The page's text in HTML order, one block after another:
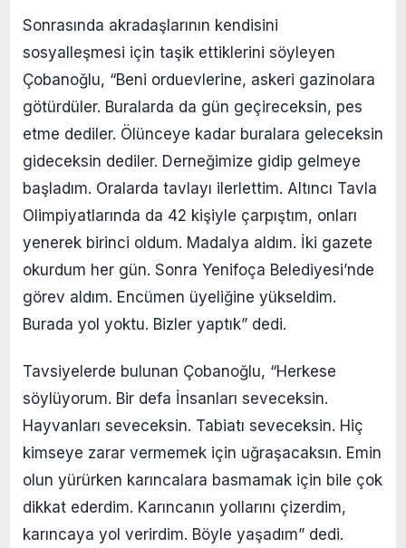
Sonrasında akradaşlarının kendisini
sosyalleşmesi için taşik ettiklerini söyleyen
Çobanoğlu, “Beni orduevlerine, askeri gazinolara
götürdüler. Buralarda da gün geçireceksin, pes
etme dediler. Ölünceye kadar buralara geleceksin
gideceksin dediler. Derneğimize gidip gelmeye
başladım. Oralarda tavlayı ilerlettim. Altıncı Tavla
Olimpiyatlarında da 42 kişiyle çarpıştım, onları
yenerek birinci oldum. Madalya aldım. İki gazete
okurdum her gün. Sonra Yenifoça Belediyesi’nde
görev aldım. Encümen üyeliğine yükseldim.
Burada yol yoktu. Bizler yaptık” dedi.
Tavsiyelerde bulunan Çobanoğlu, “Herkese
söylüyorum. Bir defa İnsanları seveceksin.
Hayvanları seveceksin. Tabiatı seveceksin. Hiç
kimseye zarar vermemek için uğraşacaksın. Emin
olun yürürken karıncalara basmamak için bile çok
dikkat ederdim. Karıncanın yollarını çizerdim,
karıncaya yol verirdim. Böyle yaşadım” dedi.